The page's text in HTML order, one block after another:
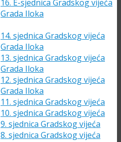
16. E-sjednica Gradskog vijeća
Grada Iloka
14. sjednica Gradskog vijeća
Grada Iloka
13. sjednica Gradskog vijeća
Grada Iloka
12. sjednica Gradskog vijeća
Grada Iloka
11. sjednica Gradskog vijeća
10. sjednica Gradskog vijeća
9. sjednica Gradskog vijeća
8. sjednica Gradskog vijeća